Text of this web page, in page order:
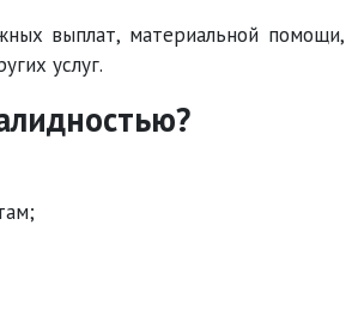
выплат, материальной помощи,
услуг.